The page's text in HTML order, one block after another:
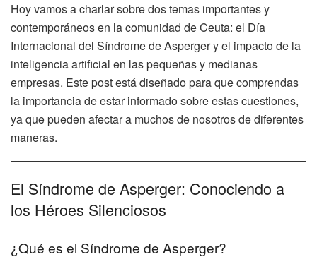
Hoy vamos a charlar sobre dos temas importantes y
contemporáneos en la comunidad de Ceuta: el Día
Internacional del Síndrome de Asperger y el impacto de la
inteligencia artificial en las pequeñas y medianas
empresas. Este post está diseñado para que comprendas
la importancia de estar informado sobre estas cuestiones,
ya que pueden afectar a muchos de nosotros de diferentes
maneras.
El Síndrome de Asperger: Conociendo a
los Héroes Silenciosos
¿Qué es el Síndrome de Asperger?